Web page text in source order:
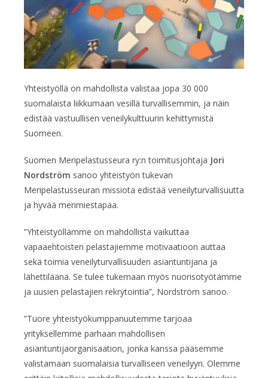
Yhteistyöllä on mahdollista valistaa jopa 30 000
suomalaista liikkumaan vesillä turvallisemmin, ja näin
edistää vastuullisen veneilykulttuurin kehittymistä
Suomeen.
Suomen Meripelastusseura ry:n toimitusjohtaja Jori
Nordström sanoo yhteistyön tukevan
Meripelastusseuran missiota edistää veneilyturvallisuutta
ja hyvää merimiestapaa.
”Yhteistyöllämme on mahdollista vaikuttaa
vapaaehtoisten pelastajiemme motivaatioon auttaa
sekä toimia veneilyturvallisuuden asiantuntijana ja
lähettiläänä. Se tulee tukemaan myös nuorisotyötämme
ja uusien pelastajien rekrytointia”, Nordström sanoo.
”Tuore yhteistyökumppanuutemme tarjoaa
yrityksellemme parhaan mahdollisen
asiantuntijaorganisaation, jonka kanssa pääsemme
valistamaan suomalaisia turvalliseen veneilyyn. Olemme